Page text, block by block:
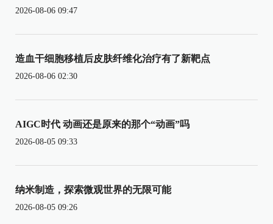
2026-08-06 09:47
造血干细胞移植后皮肤纤维化治疗有了新靶点
2026-08-06 02:30
AIGC时代 动画还是原来的那个“动画”吗
2026-08-05 09:33
纳米制造，探索微观世界的无限可能
2026-08-05 09:26